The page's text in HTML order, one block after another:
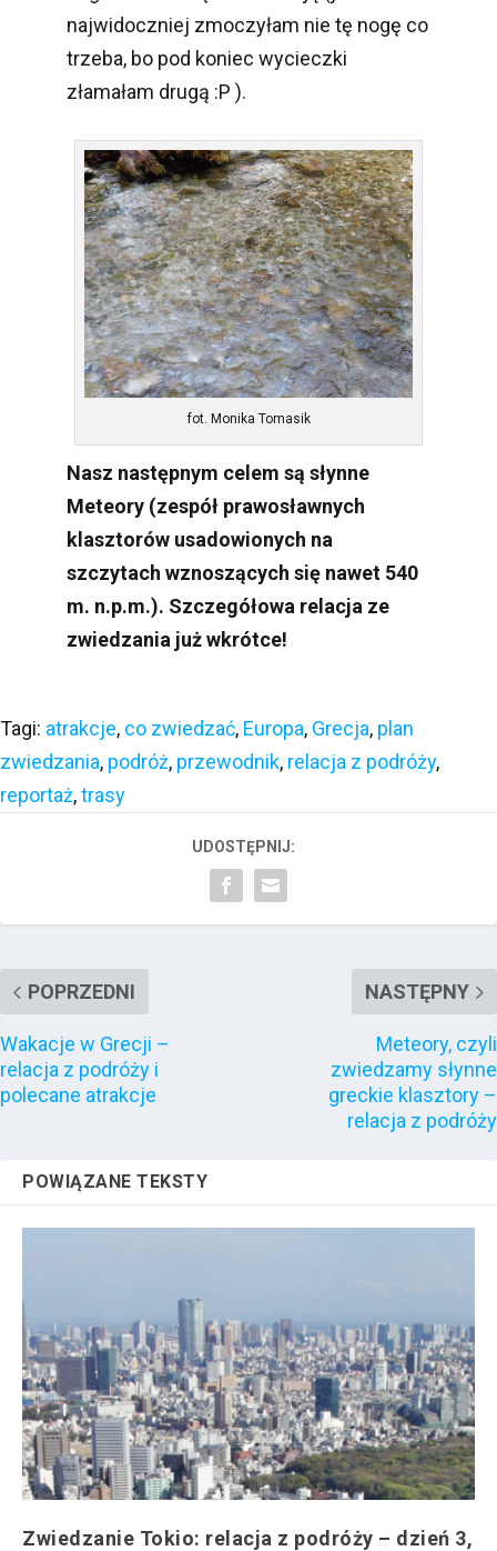
najwidoczniej zmoczyłam nie tę nogę co
trzeba, bo pod koniec wycieczki
złamałam drugą :P ).
fot. Monika Tomasik
Nasz następnym celem są słynne
Meteory (zespół prawosławnych
klasztorów usadowionych na
szczytach wznoszących się nawet 540
m. n.p.m.). Szczegółowa relacja ze
zwiedzania już wkrótce!
Tagi: atrakcje, co zwiedzać, Europa, Grecja, plan
zwiedzania, podróż, przewodnik, relacja z podróży,
reportaż,trasy
UDOSTĘPNIJ:
POPRZEDNI
​Wakacje w Grecji –
relacja z podróży i
polecane atrakcje
NASTĘPNY
Meteory, czyli
zwiedzamy słynne
greckie klasztory –
relacja z podróży
POWIĄZANE TEKSTY
Zwiedzanie Tokio: relacja z podróży – dzień 3,